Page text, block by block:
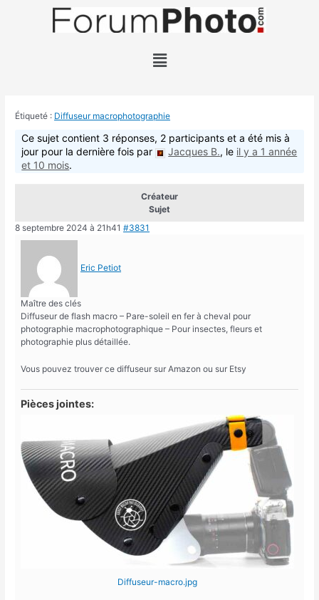
Étiqueté : Diffuseur macrophotographie
Ce sujet contient 3 réponses, 2 participants et a été mis à
jour pour la dernière fois par
Jacques B., le il y a 1 année
et 10 mois.
Créateur
Sujet
8 septembre 2024 à 21h41 #3831
Eric Petiot
Maître des clés
Diffuseur de flash macro – Pare-soleil en fer à cheval pour
photographie macrophotographique – Pour insectes, fleurs et
photographie plus détaillée.
Vous pouvez trouver ce diffuseur sur Amazon ou sur Etsy
Pièces jointes:
Diffuseur-macro.jpg